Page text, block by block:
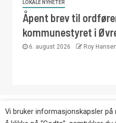
LOKALE NYHETER
Åpent brev til
kommunestyret i
6. august 2026 Roy Hansen
Copyright ©
Vi bruker informasjonskapsler